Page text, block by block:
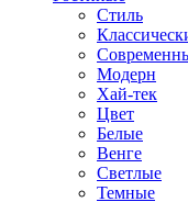
Стиль
Модерн
Хай-тек
Цвет
Белые
Венге
Светлые
Темные